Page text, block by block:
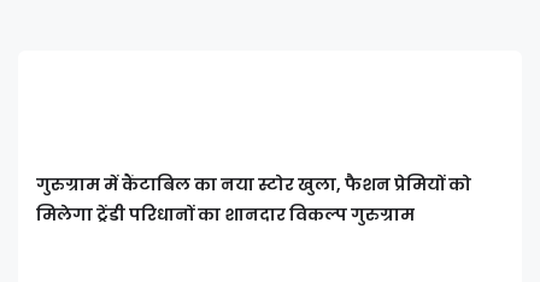
गुरुग्राम में कैंटाबिल का नया स्टोर खुला, फैशन प्रेमियों को
मिलेगा ट्रेंडी परिधानों का शानदार विकल्प गुरुग्राम